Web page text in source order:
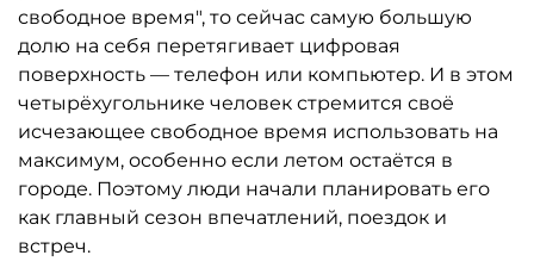
свободное время", то сейчас самую большую
долю на себя перетягивает цифровая
поверхность — телефон или компьютер. И в этом
четырёхугольнике человек стремится своё
исчезающее свободное время использовать на
максимум, особенно если летом остаётся в
городе. Поэтому люди начали планировать его
как главный сезон впечатлений, поездок и
встреч.